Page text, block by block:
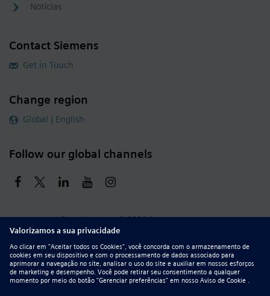
Notícias
Contact Siemens
Get in Touch
Change region
Global | English
Follow our global channels
siemens.com Global Website © 2026 Siemens
Whistleblowing
Corporate Information
DMCA
Privacy Notice
Terms of Use
Digital ID
Report Piracy